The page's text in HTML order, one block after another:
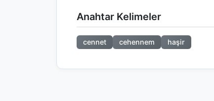
Anahtar Kelimeler
cennet cehennem haşir